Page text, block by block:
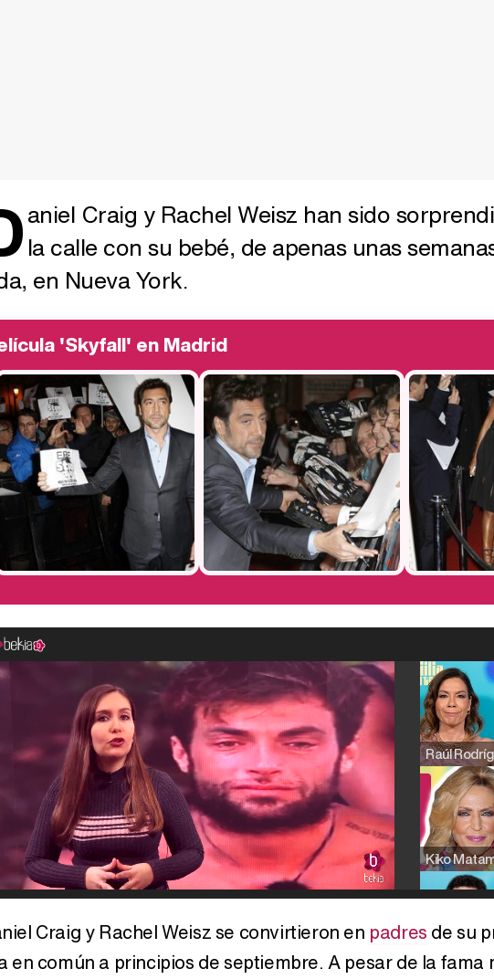
aniel Craig y Rachel Weisz han sido
la calle con su bebé, de apenas unas
en Nueva York.
'Skyfall' en Madrid
Craig y Rachel Weisz se convirtieron en padres de su
en común a principios de septiembre. A pesar de la fama